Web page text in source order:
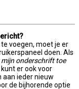
voegen, moet je er
doen. Als
mijn onderschrift toe
er ook voor
ieder nieuw
de bijhorende optie